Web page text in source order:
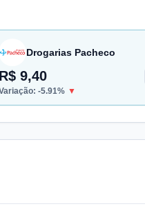
Drogarias Pacheco
R$ 9,40
-5.91% ▼